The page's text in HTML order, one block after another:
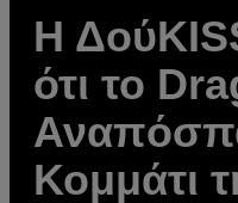
Η
ότι το
Κομμάτι